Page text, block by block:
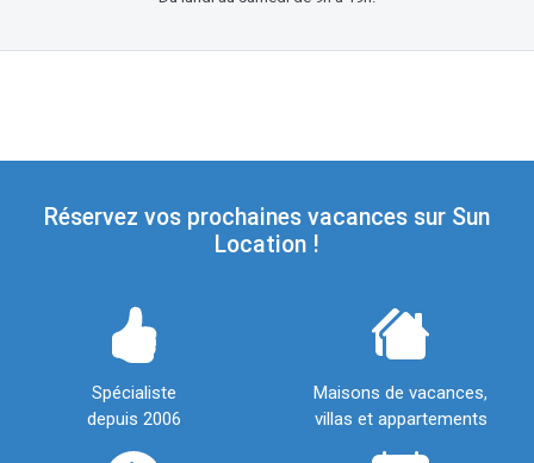
Réservez vos prochaines vacances sur Sun
Location !
Spécialiste
depuis 2006
Maisons de vacances,
villas et appartements